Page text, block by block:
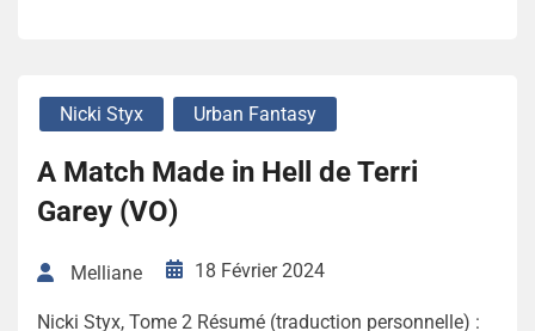
Nicki Styx Urban Fantasy
A Match Made in Hell de Terri
Garey (VO)
Melliane 18 Février 2024
Nicki Styx, Tome 2 Résumé (traduction personnelle) :